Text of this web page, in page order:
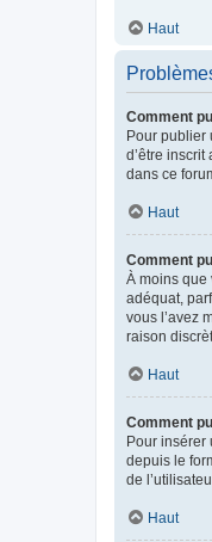
Haut
Comment
Pour publier
d’être
dans ce
Haut
Comment
À moins que
adéquat,
vous l’avez
raison
Haut
Comment
Pour insérer
depuis le
de
Haut